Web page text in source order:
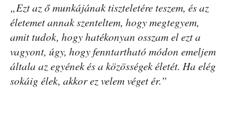
„Ezt az ő munkájának tiszteletére teszem, és az
életemet annak szenteltem, hogy megtegyem,
amit tudok, hogy hatékonyan osszam el ezt a
vagyont, úgy, hogy fenntartható módon emeljem
általa az egyének és a közösségek életét. Ha elég
sokáig élek, akkor ez velem véget ér.”